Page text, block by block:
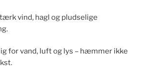
vind, hagl og pludselige
for vand, luft og lys – hæmmer ikke